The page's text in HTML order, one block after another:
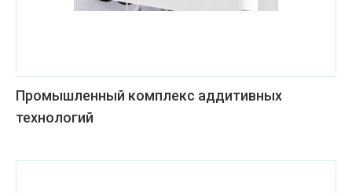
Промышленный комплекс аддитивных
технологий